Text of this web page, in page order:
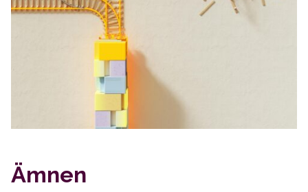
Ämnen